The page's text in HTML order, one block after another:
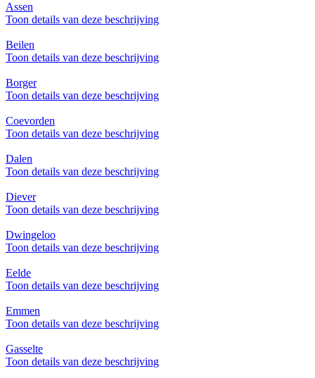
Assen
Toon details van deze beschrijving
Beilen
Toon details van deze beschrijving
Borger
Toon details van deze beschrijving
Coevorden
Toon details van deze beschrijving
Dalen
Toon details van deze beschrijving
Diever
Toon details van deze beschrijving
Dwingeloo
Toon details van deze beschrijving
Eelde
Toon details van deze beschrijving
Emmen
Toon details van deze beschrijving
Gasselte
Toon details van deze beschrijving